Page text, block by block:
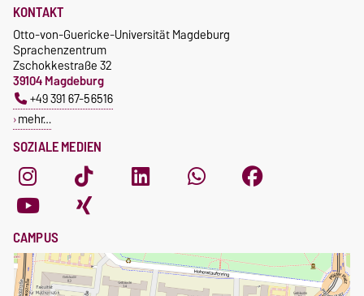
SOZIALE MEDIEN
KONTAKT
Otto-von-Guericke-Universität Magdeburg
Sprachenzentrum
Zschokkestraße 32
39104 Magdeburg
+49 391 67-56516
mehr…
CAMPUS